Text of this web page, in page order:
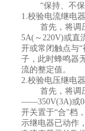
“保持、不保持
1.校验电流继电
首先，将调压
5A(～220V)或直
开或常闭触点与
子，此时蜂鸣器
流的整定值。
2.校验电压继电
首先，将调压
——350V(3A)或
开关置于“合"档
示继电器已动作